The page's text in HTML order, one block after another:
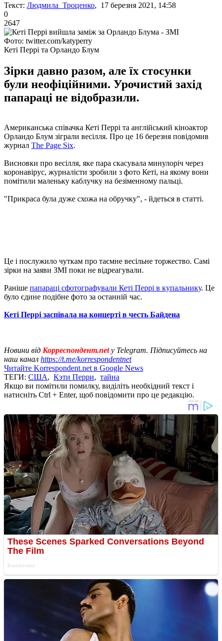
Текст: Людмила Троценко, 17 березня 2021, 14:58
0
2647
Фото: twitter.com/katyperry
Кеті Перрі та Орландо Блум
Зірки давно разом, але їх стосунки
були неофіційними. Урочистий захід
папараці не відобразили.
Американська співачка Кеті Перрі та англійський кіноактор
Орландо Блум зіграли весілля. Про це 16 березня повідомив
журнал The Page Six.
Висновки про весілля, яке пара скасувала минулоріч через
коронавірус, журналісти зробили з фото Кеті, на якому вони
помітили маленьку каблучку на безіменному пальці.
"Прикраса була дуже схожа на обручку", - йдеться в статті.
Це і послужило чуткам про таємне весільне торжество. Самі
зірки на заяви ЗМІ поки не відреагували.
Раніше папараці сфотографували Кеті Перрі в купальнику. Це
було єдине подібне фото за останній час.
Кеті Перрі заспівала на концерті в честь Байдена
Новини від Корреспондент.netу Telegram. Підписуйтесь на
наш канал https://t.me/korrespondentnet
Читайте Korrespondent.net в Google News
ТЕГИ: США, Кэти Перри, тайна
Якщо ви помітили помилку, виділіть необхідний текст і
натисніть Ctrl + Enter, щоб повідомити про це редакцію.